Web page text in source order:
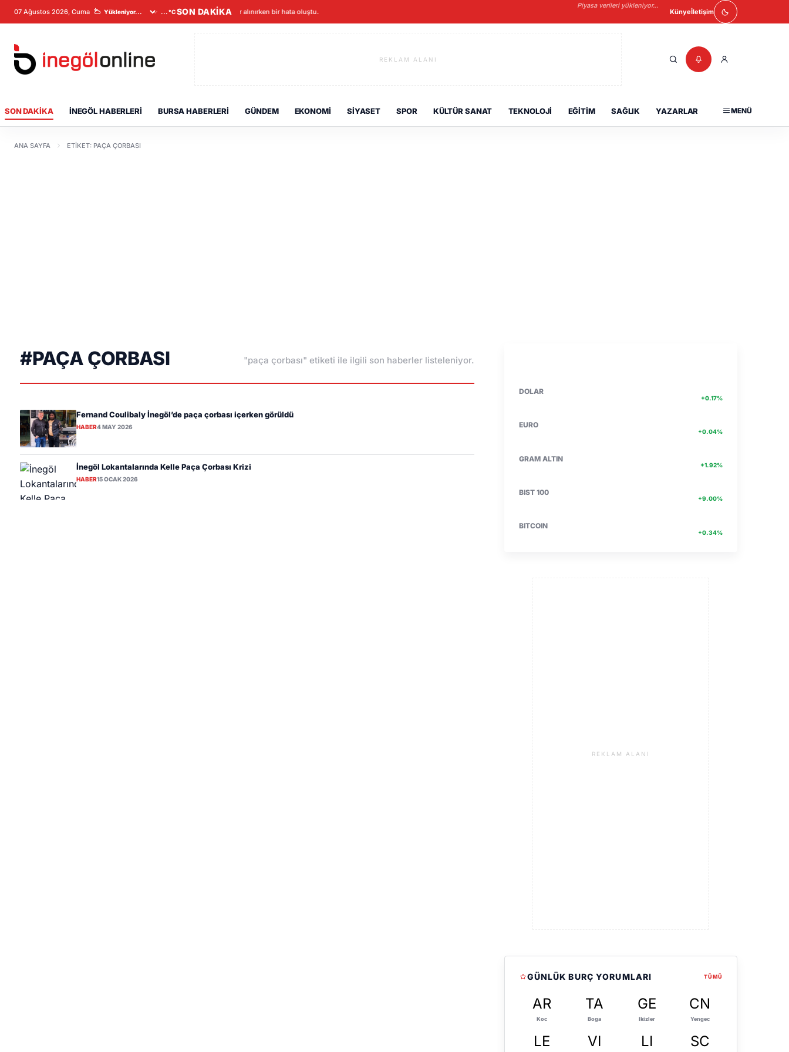
07 Ağustos 2026, Cuma ...°CSON DAKİKAVeriler alınırken bir hata oluştu.
Piyasa verileri yükleniyor...
Künyeİletişim
REKLAM ALANI
SON DAKIKA İNEGÖL HABERLERI BURSA HABERLERI GÜNDEM EKONOMI SIYASET SPOR KÜLTÜR SANAT TEKNOLOJI EĞITIM SAĞLIK YAZARLAR MENÜ
ANA SAYFA ETIKET: PAÇA ÇORBASI
#PAÇA ÇORBASI "paça çorbası" etiketi ile ilgili son haberler listeleniyor.
Fernand Coulibaly İnegöl’de paça çorbası içerken görüldü
HABER4 MAY 2026
İnegöl Lokantalarında Kelle Paça Çorbası Krizi
HABER15 OCAK 2026
DOLAR
+0.17%
EURO
+0.04%
GRAM ALTIN
+1.92%
BIST 100
+9.00%
BITCOIN
+0.34%
REKLAM ALANI
GÜNLÜK BURÇ YORUMLARI TÜMÜ
AR
Koc
TA
Boga
GE
Ikizler
CN
Yengec
LE VI LI SC